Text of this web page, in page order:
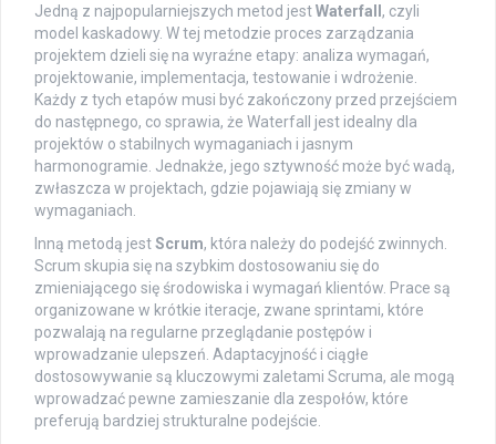
Jedną z najpopularniejszych metod jestWaterfall , czyli
model kaskadowy. W tej metodzie proces zarządzania
projektem dzieli się na wyraźne etapy: analiza wymagań,
projektowanie, implementacja, testowanie i wdrożenie.
Każdy z tych etapów musi być zakończony przed przejściem
do następnego, co sprawia, że Waterfall jest idealny dla
projektów o stabilnych wymaganiach i jasnym
harmonogramie. Jednakże, jego sztywność może być wadą,
zwłaszcza w projektach, gdzie pojawiają się zmiany w
wymaganiach.
Inną metodą jestScrum, która należy do podejść zwinnych.
Scrum skupia się na szybkim dostosowaniu się do
zmieniającego się środowiska i wymagań klientów. Prace są
organizowane w krótkie iteracje, zwane sprintami, które
pozwalają na regularne przeglądanie postępów i
wprowadzanie ulepszeń. Adaptacyjność i ciągłe
dostosowywanie są kluczowymi zaletami Scruma, ale mogą
wprowadzać pewne zamieszanie dla zespołów, które
preferują bardziej strukturalne podejście.